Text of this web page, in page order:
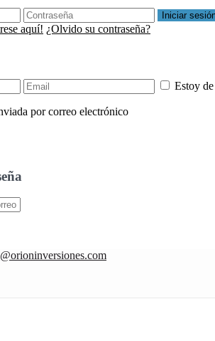
Iniciar
aquí! ¿Olvido su contraseña?
Estoy
por correo electrónico